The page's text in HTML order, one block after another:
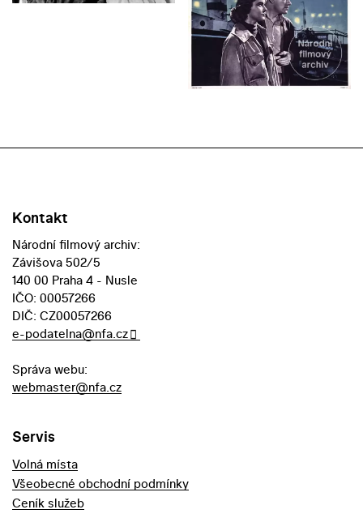
Kontakt
Národní filmový archiv:
Závišova 502/5
140 00 Praha 4 - Nusle
IČO: 00057266
DIČ: CZ00057266
e-podatelna@nfa.cz
Správa webu:
webmaster@nfa.cz
Servis
Volná místa
Všeobecné obchodní podmínky
Ceník služeb